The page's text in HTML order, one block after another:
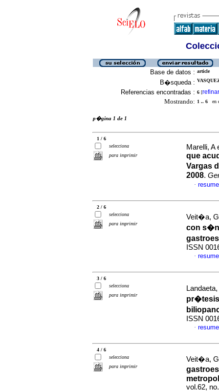
Base de datos : article
B�squeda :
Referencias encontradas : 6 [refinar
Mostrando: 1 .. 6 en
p�gina 1 de 1
1 / 6
selecciona
para imprimir
Marelli, A
que
Vargas
2008.
·
2 / 6
selecciona
para imprimir
Veit�a,
con
ISSN
·
3 / 6
selecciona
para imprimir
ISSN
·
4 / 6
selecciona
para imprimir
Veit�a,
vol.62,